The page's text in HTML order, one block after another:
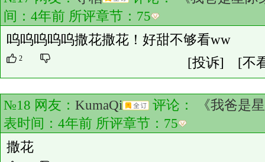
间：4年前 所评章节： 75
呜呜呜呜呜撒花撒花！好甜不够看ww
2 [投诉] [不
№18 网友： KumaQi 评论：
《我爸是
表时间：4年前 所评章节： 75
撒花